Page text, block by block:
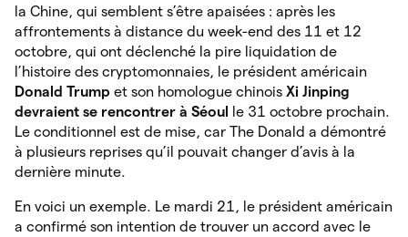
la Chine, qui semblent s’être apaisées : après les
affrontements à distance du week-end des 11 et 12
octobre, qui ont déclenché la pire liquidation de
l’histoire des cryptomonnaies, le président américain
Donald Trump et son homologue chinois Xi Jinping
devraient se rencontrer à Séoul
le 31 octobre prochain.
Le conditionnel est de mise, car The Donald a démontré
à plusieurs reprises qu’il pouvait changer d’avis à la
dernière minute.
En voici un exemple. Le mardi 21, le président américain
a confirmé son intention de trouver un accord avec le